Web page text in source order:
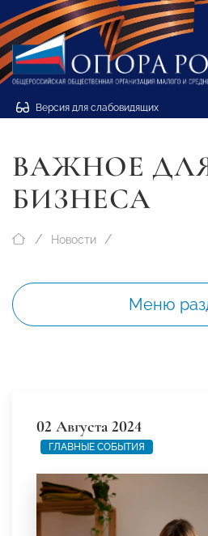
Версия для слабовидящих
ВАЖНОЕ
БИЗНЕСА
Новости
Меню
02 Августа 2024
ГЛАВНЫЕ СОБЫТИЯ